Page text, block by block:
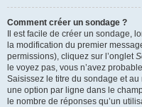
Comment créer un sondage ?
Il est facile de créer un sondage,
la modification du premier
permissions), cliquez sur l’onglet
le voyez pas, vous n’avez
Saisissez le titre du sondage et
une option par ligne dans le
le nombre de réponses qu’un